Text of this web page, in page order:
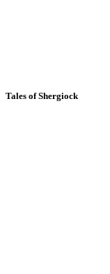
Tales of Shergiock